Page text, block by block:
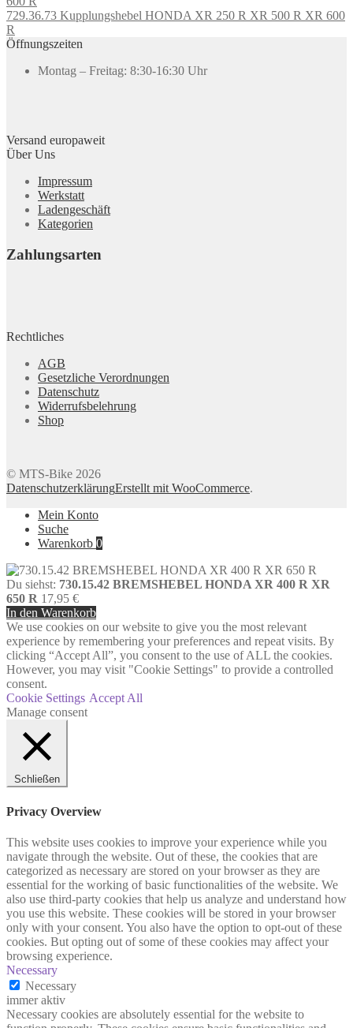
729.36.73 Kupplungshebel HONDA XR 250 R XR 500 R XR 600
R
Öffnungszeiten
Montag – Freitag: 8:30-16:30 Uhr
Versand europaweit
Über Uns
Impressum
Werkstatt
Ladengeschäft
Kategorien
Zahlungsarten
Rechtliches
AGB
Gesetzliche Verordnungen
Datenschutz
Widerrufsbelehrung
Shop
© MTS-Bike 2026
DatenschutzerklärungErstellt mit WooCommerce.
Mein Konto
Suche
Warenkorb 0
Du siehst: 730.15.42 BREMSHEBEL HONDA XR 400 R XR
650 R 17,95 €
In den Warenkorb
We use cookies on our website to give you the most relevant
experience by remembering your preferences and repeat visits. By
clicking “Accept All”, you consent to the use of ALL the cookies.
However, you may visit "Cookie Settings" to provide a controlled
consent.
Cookie Settings Accept All
Manage consent
Schließen
Privacy Overview
This website uses cookies to improve your experience while you
navigate through the website. Out of these, the cookies that are
categorized as necessary are stored on your browser as they are
essential for the working of basic functionalities of the website. We
also use third-party cookies that help us analyze and understand how
you use this website. These cookies will be stored in your browser
only with your consent. You also have the option to opt-out of these
cookies. But opting out of some of these cookies may affect your
browsing experience.
Necessary
Necessary
immer aktiv
Necessary cookies are absolutely essential for the website to